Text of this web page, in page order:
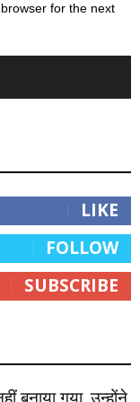
for the next
LIKE
FOLLOW
SUBSCRIBE